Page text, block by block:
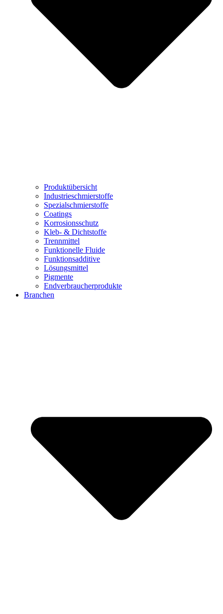
Produktübersicht
Industrieschmierstoffe
Spezialschmierstoffe
Coatings
Korrosionsschutz
Kleb- & Dichtstoffe
Trennmittel
Funktionelle Fluide
Funktionsadditive
Lösungsmittel
Pigmente
Endverbraucherprodukte
Branchen